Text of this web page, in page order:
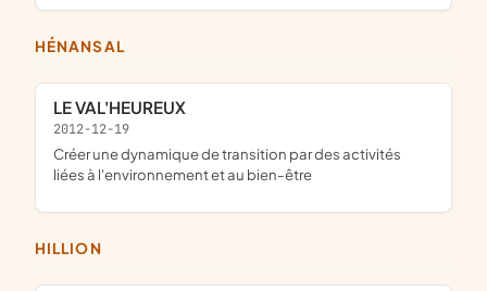
HÉNANSAL
LE VAL'HEUREUX
2012-12-19
créer une dynamique de transition par des activités
liées à l'environnement et au bien-être
HILLION